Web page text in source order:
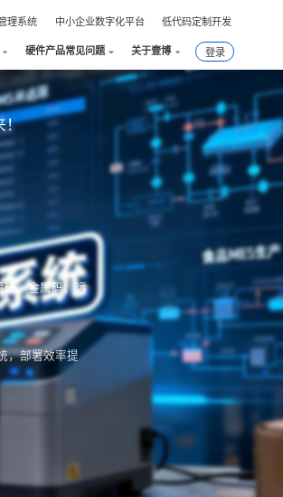
理系统 中小企业数字化平台 低代码定制开发
硬件产品常见问题 关于壹博 登录
！
码、金属码、远
，部署效率提